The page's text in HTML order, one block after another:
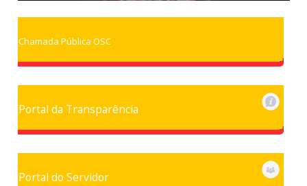
Chamada Pública OSC
Portal da Transparência
Portal do Servidor